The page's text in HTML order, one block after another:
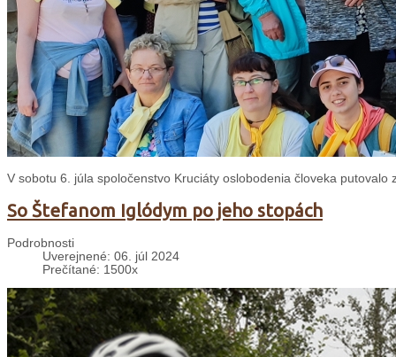
V sobotu 6. júla spoločenstvo Kruciáty oslobodenia človeka putovalo
So Štefanom Iglódym po jeho stopách
Podrobnosti
Uverejnené: 06. júl 2024
Prečítané: 1500x